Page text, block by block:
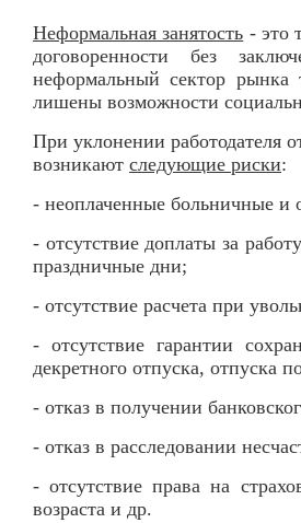
Неформальная занятость - это
договоренности без
неформальный сектор рынка
лишены возможности
При уклонении работодателя
возникают следующие риски:
- неоплаченные больничные и
- отсутствие доплаты за
праздничные дни;
- отсутствие расчета при
- отсутствие гарантии
декретного отпуска, отпуска
- отказ в получении
- отказ в расследовании
- отсутствие права на
возраста и др.